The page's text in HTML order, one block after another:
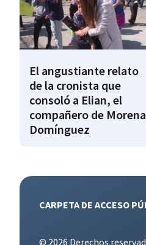
El angustiante relato
de la cronista que
consoló a Elian, el
compañero de Morena
Domínguez
CARPETA DE ACCESO
© 2026 Derechos